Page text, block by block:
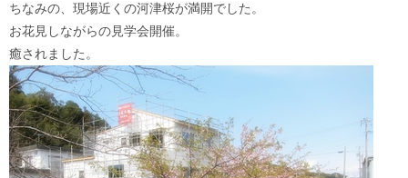
ちなみの、現場近くの河津桜が満開でした。
お花見しながらの見学会開催。
癒されました。